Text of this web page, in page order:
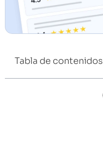
Tabla de contenidos